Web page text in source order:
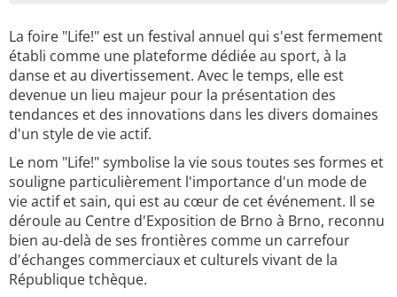
La foire "Life!" est un festival annuel qui s'est fermement
établi comme une plateforme dédiée au sport, à la
danse et au divertissement. Avec le temps, elle est
devenue un lieu majeur pour la présentation des
tendances et des innovations dans les divers domaines
d'un style de vie actif.
Le nom "Life!" symbolise la vie sous toutes ses formes et
souligne particulièrement l'importance d'un mode de
vie actif et sain, qui est au cœur de cet événement. Il se
déroule au Centre d'Exposition de Brno à Brno, reconnu
bien au-delà de ses frontières comme un carrefour
d'échanges commerciaux et culturels vivant de la
République tchèque.